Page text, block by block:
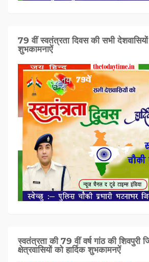
79 वीं स्वतंत्रता दिवस की सभी देशवासियों
शुभकामनाऐं
स्वतंत्रता की 79 वीं वर्ष गांठ की शिवपुरी
क्षेत्रवासियों को हार्दिक शुभकामनऐं